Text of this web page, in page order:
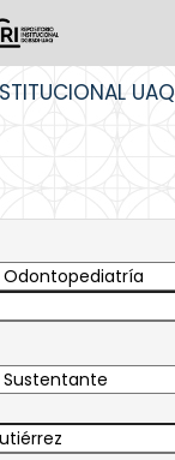
UAQ